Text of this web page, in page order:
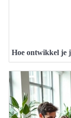
Hoe ontwikkel je